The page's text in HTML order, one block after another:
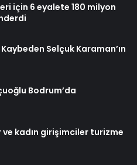
için 6 eyalete 180 milyon
Kaybeden Selçuk Karaman’ın
Bodrum’da
kadın girişimciler turizme